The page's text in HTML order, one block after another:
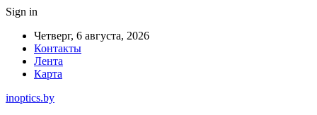
Sign in
Четверг, 6 августа, 2026
Контакты
Лента
Карта
inoptics.by